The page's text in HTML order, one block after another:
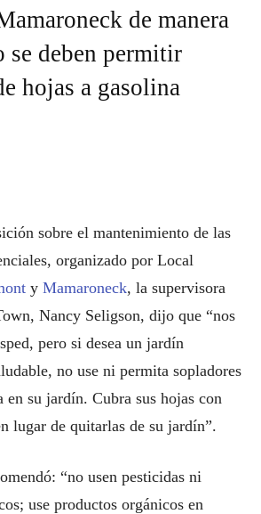
de manera
se deben permitir
hojas a gasolina
sobre el mantenimiento de las
organizado por Local
y Mamaroneck, la supervisora
Nancy Seligson, dijo que “nos
pero si desea un jardín
no use ni permita sopladores
en su jardín. Cubra sus hojas con
lugar de quitarlas de su jardín”.
“no usen pesticidas ni
use productos orgánicos en